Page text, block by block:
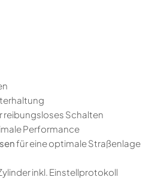
reibungsloses Schalten
Performance
für eine optimale Straßenlage
inkl. Einstellprotokoll